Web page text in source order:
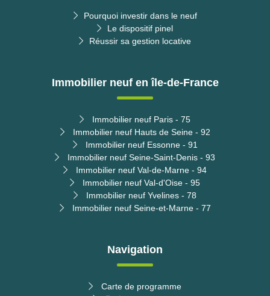
Pourquoi investir dans le neuf
Le dispositif pinel
Réussir sa gestion locative
Immobilier neuf en île-de-France
Immobilier neuf Paris - 75
Immobilier neuf Hauts de Seine - 92
Immobilier neuf Essonne - 91
Immobilier neuf Seine-Saint-Denis - 93
Immobilier neuf Val-de-Marne - 94
Immobilier neuf Val-d'Oise - 95
Immobilier neuf Yvelines - 78
Immobilier neuf Seine-et-Marne - 77
Navigation
Carte de programme